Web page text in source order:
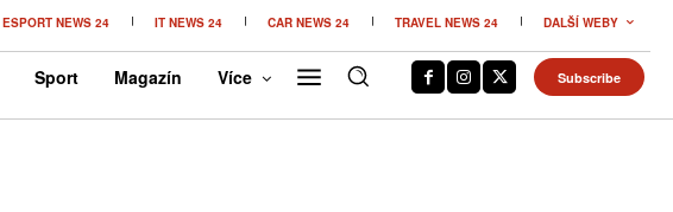
ESPORT NEWS 24 IT NEWS 24 CAR NEWS 24 TRAVEL NEWS 24 DALŠÍ WEBY
Sport Magazín Více Subscribe